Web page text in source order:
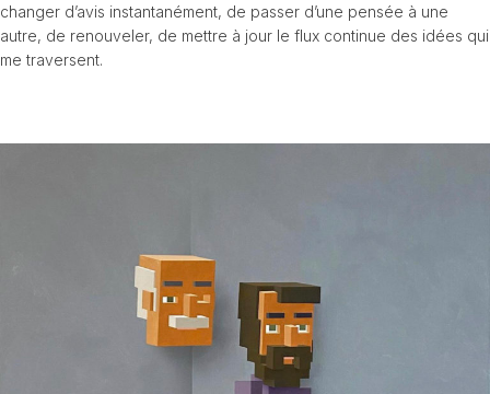
changer d’avis instantanément, de passer d’une pensée à une
autre, de renouveler, de mettre à jour le flux continue des idées qui
me traversent.